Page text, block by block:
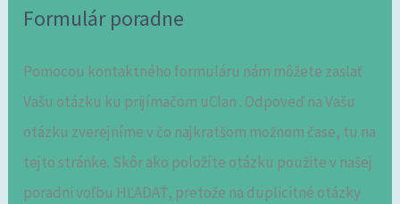
Formulár poradne
Pomocou kontaktného formuláru nám môžete zaslať
Vašu otázku ku prijímačom uClan . Odpoveď na Vašu
otázku zverejníme v čo najkratšom možnom čase, tu na
tejto stránke. Skôr ako položíte otázku použite v našej
poradni voľbu HĽADAŤ, pretože na duplicitné otázky